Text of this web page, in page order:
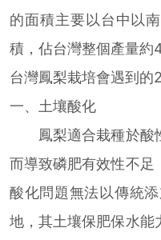
的面積主要以台中以
積，佔台灣整個產量約4
台灣鳳梨栽培會遇到的
一、土壤酸化
鳳梨適合栽種於酸性
而導致磷肥有效性不足
酸化問題無法以傳統
地，其土壤保肥保水能